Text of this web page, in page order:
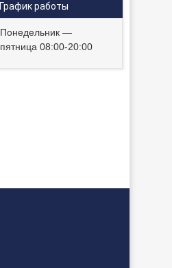
График работы
Понедельник —
пятница 08:00-20:00